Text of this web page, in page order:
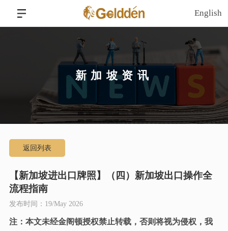
English
新加坡资讯
返回列表
【新加坡进出口牌照】（四）新加坡出口操作全
流程指南
发布时间：19/May 2026
注：本文未经金阁顿授权禁止转载，否则将视为侵权，我